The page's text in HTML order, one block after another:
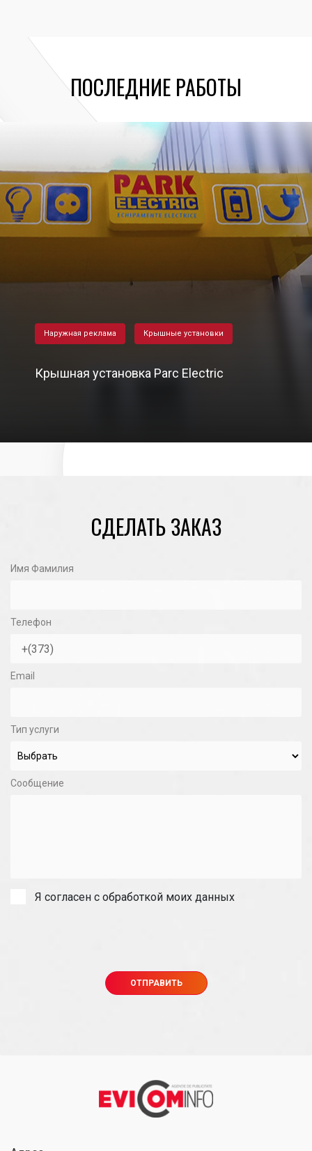
ПОСЛЕДНИЕ РАБОТЫ
Наружная реклама Крышные установки
Крышная установка Parc Electric
СДЕЛАТЬ ЗАКАЗ
Имя Фамилия
Телефон
Email
Тип услуги
Сообщение
Я согласен с обработкой моих данных